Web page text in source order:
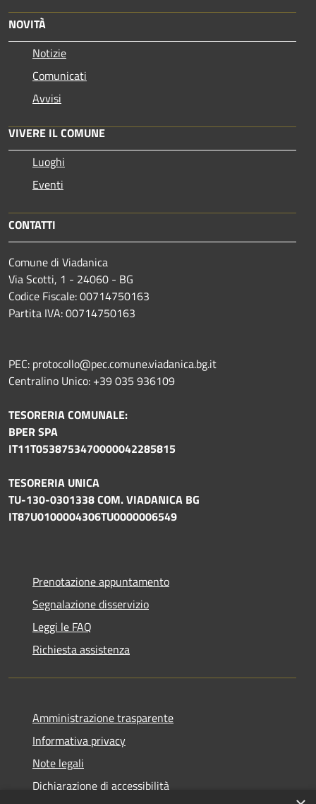
NOVITÀ
Notizie
Comunicati
Avvisi
VIVERE IL COMUNE
Luoghi
Eventi
CONTATTI
Comune di Viadanica
Via Scotti, 1 - 24060 - BG
Codice Fiscale: 00714750163
Partita IVA: 00714750163
PEC: protocollo@pec.comune.viadanica.bg.it
Centralino Unico: +39 035 936109
TESORERIA COMUNALE:
BPER SPA
IT11T0538753470000042285815
TESORERIA UNICA
TU-130-0301338 COM. VIADANICA BG
IT87U0100004306TU0000006549
Prenotazione appuntamento
Segnalazione disservizio
Leggi le FAQ
Richiesta assistenza
Amministrazione trasparente
Informativa privacy
Note legali
Dichiarazione di accessibilità